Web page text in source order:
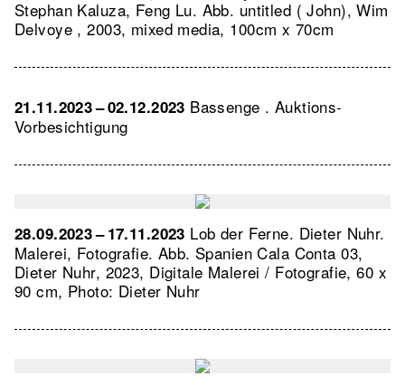
Stephan Kaluza, Feng Lu. Abb. untitled ( John), Wim
Delvoye , 2003, mixed media, 100cm x 70cm
21.11.2023 – 02.12.2023 Bassenge . Auktions-
Vorbesichtigung
28.09.2023 – 17.11.2023 Lob der Ferne. Dieter Nuhr.
Malerei, Fotografie. Abb. Spanien Cala Conta 03,
Dieter Nuhr, 2023, Digitale Malerei / Fotografie, 60 x
90 cm, Photo: Dieter Nuhr